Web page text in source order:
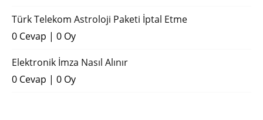
Türk Telekom Astroloji Paketi İptal Etme
0 Cevap | 0 Oy
Elektronik İmza Nasıl Alınır
0 Cevap | 0 Oy